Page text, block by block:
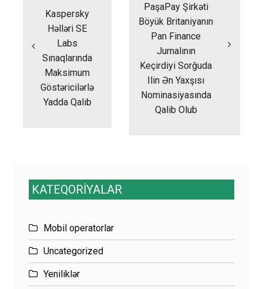
Kaspersky
Həlləri SE
Labs
Sınaqlarında
Maksimum
Göstəricilərlə
Yadda Qalıb
PaşaPay Şirkəti
Böyük Britaniyanın
Pan Finance
Jurnalının
Keçirdiyi Sorğuda
Ilin Ən Yaxşısı
Nominasiyasında
Qalib Olub
KATEQORİYALAR
Mobil operatorlar
Uncategorized
Yeniliklər